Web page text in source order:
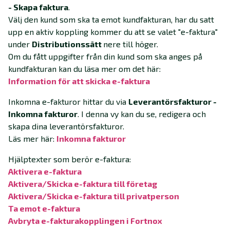
- Skapa faktura
Välj den kund som ska ta emot kundfakturan, har du satt
upp en aktiv koppling kommer du att se valet "e-faktura"
under Distributionssätt nere till höger.
Om du fått uppgifter från din kund som ska anges på
kundfakturan kan du läsa mer om det här:
Information för att skicka e-faktura‍
Inkomna e-fakturor hittar du via Leverantörsfakturor -
Inkomna fakturor . I denna vy kan du se, redigera och
skapa dina leverantörsfakturor.
Läs mer här: Inkomna fakturor‍
Hjälptexter som berör e-faktura:
Aktivera e-faktura
Aktivera/Skicka e-faktura till företag‍
Aktivera/Skicka e-faktura till privatperson‍
Ta emot e-faktura‍
Avbryta e-fakturakopplingen i Fortnox‍